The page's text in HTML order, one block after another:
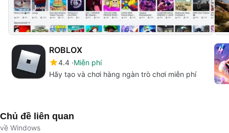
ROBLOX
4.4 Miễn phí
Hãy tạo và chơi hàng ngàn trò chơi miễn phí
Chủ đề liên quan
về Windows